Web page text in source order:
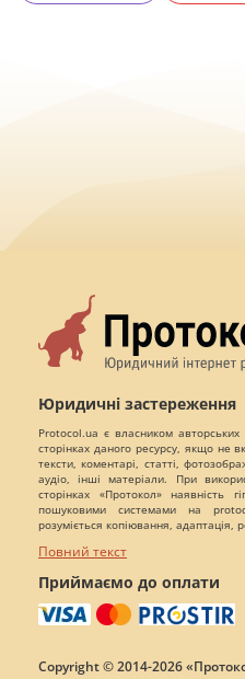
Юридичні застереження
Protocol.ua є власником
сторінках даного ресурсу, якщо не
тексти, коментарі, статті,
аудіо, інші матеріали. При
сторінках «Протокол» наявність
пошуковими системами на
розуміється копіювання, адаптація,
Повний текст
Приймаємо до оплати
Copyright © 2014-2026